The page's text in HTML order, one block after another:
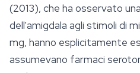
(2013), che ha osservato
dell'amigdala agli stimoli di
mg, hanno esplicitamente
assumevano farmaci